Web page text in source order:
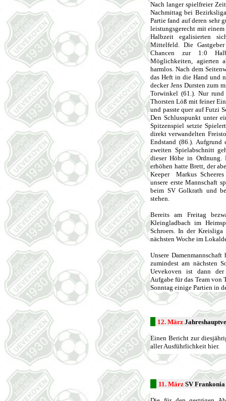
Nach langer spielfreier
Nachmittag bei
Partie fand auf deren sehr
leistungsgerecht mit
Halbzeit egalisierten
Mittelfeld. Die
Chancen zur 1:0
Möglichkeiten, agierten
harmlos. Nach dem
das Heft in die Hand und
decker Jens Dursten zum
Torwinkel (61.). Nur
Thorsten Löß mit feiner
und passte quer auf Futzi
Den Schlusspunkt unter
Spitzenspiel setzte
direkt verwandelten
Endstand (86.). Aufgrund
zweiten Spielabschnitt
dieser Höhe in
erhöhen hatte Brett, der
Keeper Markus
unsere erste Mannschaft
beim SV Golkrath und
stehen.
Bereits am Freitag
Kleingladbach im
Schroers. In der Kreisliga
nächsten Woche im
Unsere
zumindest am nächsten
Uevekoven ist dann
Aufgabe für das Team von
Sonntag einige Partien in
12. März
Einen Bericht zur
aller Ausführlichkeit hier.
11. März SV